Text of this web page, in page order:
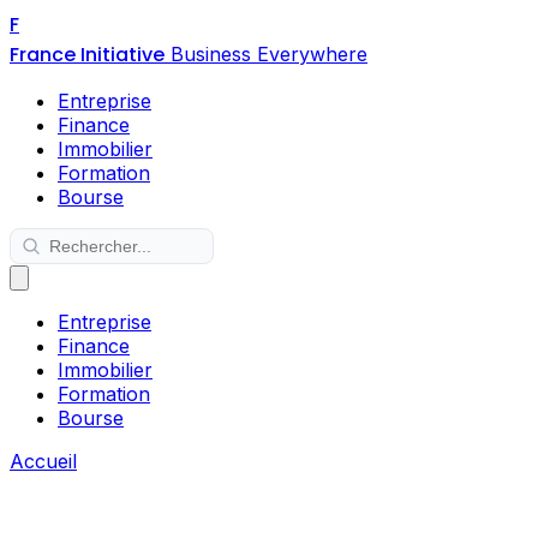
F
France Initiative Business Everywhere
Entreprise
Finance
Immobilier
Formation
Bourse
Entreprise
Finance
Immobilier
Formation
Bourse
Accueil